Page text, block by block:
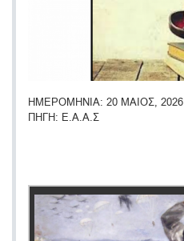
ΗΜΕΡΟΜΗΝΙΑ 20 ΜΑΙΟΣ, 2026
ΠΗΓΗ
Ε.Α.Α.Σ